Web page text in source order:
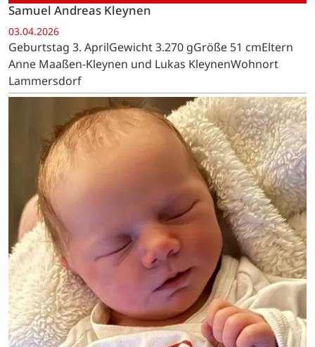
Samuel Andreas Kleynen
03.04.2026
Geburtstag 3. AprilGewicht 3.270 gGröße 51 cmEltern
Anne Maaßen-Kleynen und Lukas KleynenWohnort
Lammersdorf